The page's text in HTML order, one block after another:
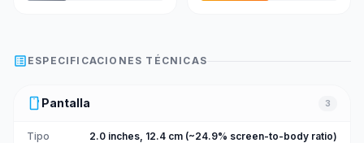
list_alt ESPECIFICACIONES TÉCNICAS
smartphone Pantalla 3
Tipo 2.0 inches, 12.4 cm (~24.9% screen-to-body ratio)